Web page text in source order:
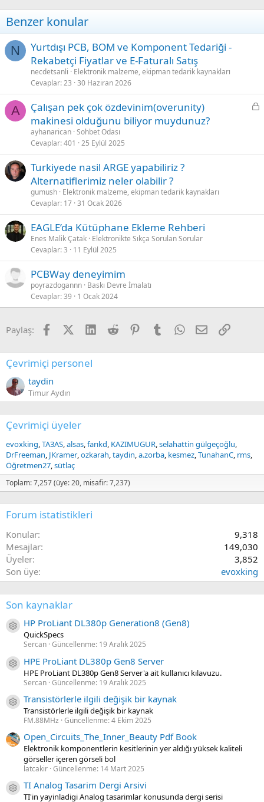
Benzer konular
N
Yurtdışı PCB, BOM ve Komponent Tedariği -
Rekabetçi Fiyatlar ve E-Faturalı Satış
necdetsanli
Elektronik malzeme, ekipman tedarik kaynakları
Cevaplar 23 30 Haziran 2026
A
L
e
Çalışan pek çok özdevinim(overunity)
makinesi olduğunu biliyor muydunuz?
ayhanarican Sohbet Odası
Cevaplar 401 25 Eylül 2025
Turkiyede nasil ARGE yapabiliriz ?
Alternatiflerimiz neler olabilir ?
gumush Elektronik malzeme, ekipman tedarik kaynakları
Cevaplar 17 31 Ocak 2026
EAGLE’da Kütüphane Ekleme Rehberi
Enes Malik Çatak Elektronikte Sıkça Sorulan Sorular
Cevaplar 3 11 Eylül 2025
PCBWay deneyimim
poyrazdogannn Baskı Devre İmalatı
Cevaplar 39 1 Ocak 2024
Paylaş: FacebookX (Twitter)
LinkedIn
Reddit PinterestTumblrWhatsApp
E-postaLink
Çevrimiçi personel
taydin
Timur Aydın
Çevrimiçi üyeler
evoxking TA3AS alsas farıkd KAZIMUGUR selahattin gülgeçoğlu
DrFreeman JKramer ozkarah taydin a.zorba kesmez TunahanC rms
Öğretmen27 sütlaç
Toplam: 7,257 (üye: 20, misafir: 7,237)
Forum istatistikleri
Konular
9,318
Mesajlar
149,030
Üyeler
3,852
Son üye
evoxking
Son kaynaklar
Kaynak ikon/amblem
HP ProLiant DL380p Generation8 (Gen8)
QuickSpecs
Sercan Güncellenme: 19 Aralık 2025
Kaynak ikon/amblem
HPE ProLiant DL380p Gen8 Server
HPE ProLiant DL380p Gen8 Server'a ait kullanıcı kılavuzu.
Sercan Güncellenme: 19 Aralık 2025
Kaynak ikon/amblem
Transistörlerle ilgili değişik bir kaynak
Transistörlerle ilgili değişik bir kaynak
FM.88MHz Güncellenme:4 Ekim 2025
Open_Circuits_The_Inner_Beauty Pdf Book
Elektronik komponentlerin kesitlerinin yer aldığı yüksek kaliteli
görseller içeren görseli bol
latcakir Güncellenme: 14 Mart 2025
Kaynak ikon/amblem
TI Analog Tasarim Dergi Arsivi
TI'in yayinladigi Analog tasarimlar konusunda dergi serisi